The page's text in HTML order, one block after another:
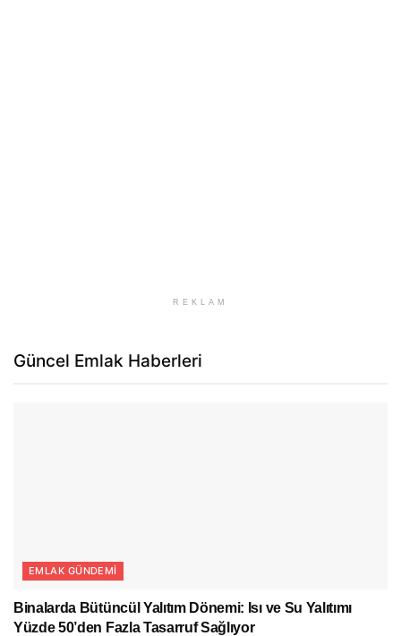
REKLAM
Güncel Emlak Haberleri
EMLAK GÜNDEMI
Binalarda Bütüncül Yalıtım Dönemi: Isı ve Su Yalıtımı
Yüzde 50’den Fazla Tasarruf Sağlıyor